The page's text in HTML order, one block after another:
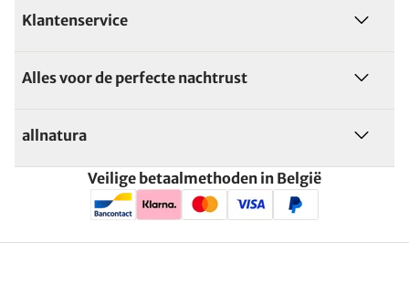
Klantenservice
Alles voor de perfecte nachtrust
allnatura
Veilige betaalmethoden in België